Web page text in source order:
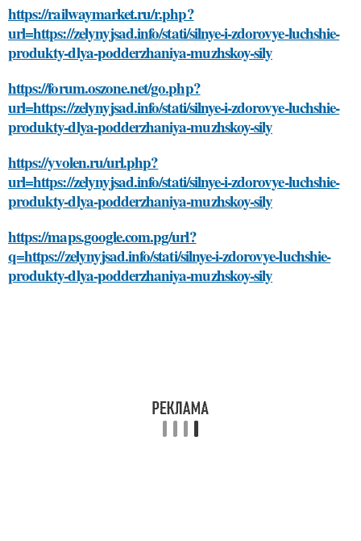
https://railwaymarket.ru/r.php?
url=https://zelynyjsad.info/stati/silnye-i-zdorovye-luchshie-
produkty-dlya-podderzhaniya-muzhskoy-sily
https://forum.oszone.net/go.php?
url=https://zelynyjsad.info/stati/silnye-i-zdorovye-luchshie-
produkty-dlya-podderzhaniya-muzhskoy-sily
https://yvolen.ru/url.php?
url=https://zelynyjsad.info/stati/silnye-i-zdorovye-luchshie-
produkty-dlya-podderzhaniya-muzhskoy-sily
https://maps.google.com.pg/url?
q=https://zelynyjsad.info/stati/silnye-i-zdorovye-luchshie-
produkty-dlya-podderzhaniya-muzhskoy-sily